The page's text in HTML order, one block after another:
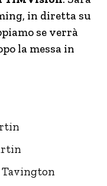
in diretta su
se verrà
la messa in
Tavington